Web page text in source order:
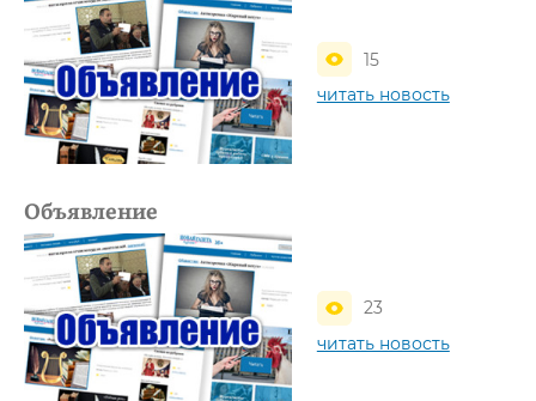
15
читать новость
Объявление
23
читать новость